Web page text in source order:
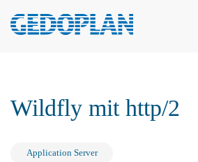
Wildfly mit http/2
Application Server